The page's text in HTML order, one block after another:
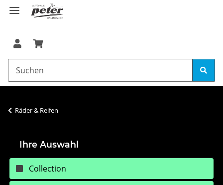
Räder & Reifen
Ihre Auswahl
Collection